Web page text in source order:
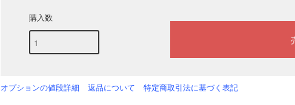
購入数
オプションの値段詳細 返品について 特定商取引法に基づく表記